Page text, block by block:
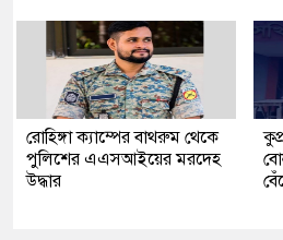
রোহিঙ্গা ক্যাম্পের বাথরুম থেকে
পুলিশের এএসআইয়ের মরদেহ
উদ্ধার